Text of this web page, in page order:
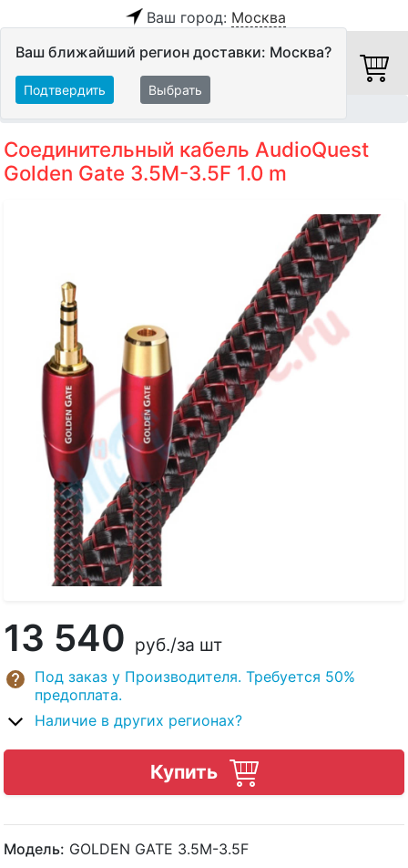
Ваш город: Москва
Ваш ближайший регион доставки: Москва?
Подтвердить Выбрать
Соединительный кабель AudioQuest
Golden Gate 3.5M-3.5F 1.0 m
13 540 руб./за шт
Под заказ у Производителя. Требуется 50%
предоплата.
Наличие в других регионах?
Купить
Модель: GOLDEN GATE 3.5M-3.5F